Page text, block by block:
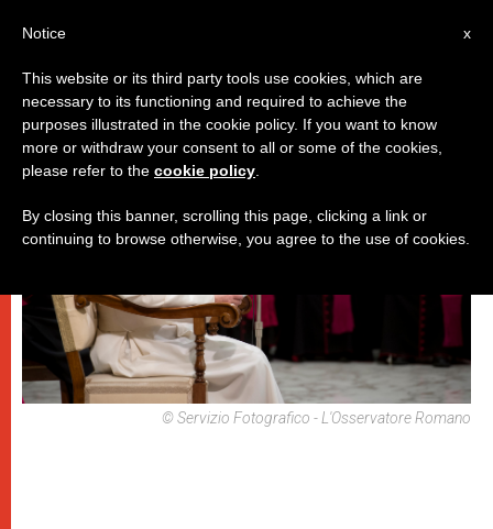
PAPI
© Servizio Fotografico - L'Osservatore Romano
x
Notice
This website or its third party tools use cookies, which are
necessary to its functioning and required to achieve the
purposes illustrated in the cookie policy. If you want to know
more or withdraw your consent to all or some of the cookies,
please refer to the cookie policy
By closing this banner, scrolling this page, clicking a link or
continuing to browse otherwise, you agree to the use of cookies.